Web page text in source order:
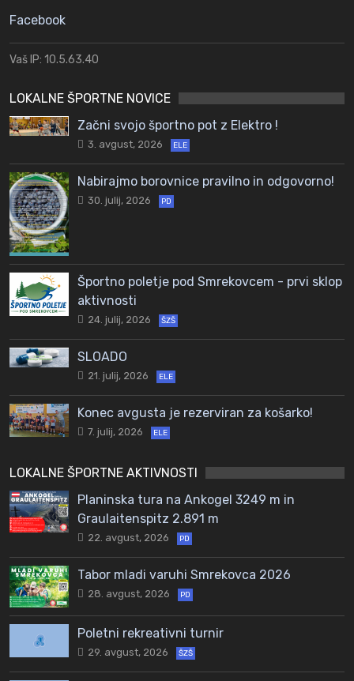
Facebook
Vaš IP: 10.5.63.40
LOKALNE ŠPORTNE NOVICE
Začni svojo športno pot z Elektro !
3. avgust, 2026 ELE
Nabirajmo borovnice pravilno in odgovorno!
30. julij, 2026 PD
Športno poletje pod Smrekovcem - prvi sklop
aktivnosti
24. julij, 2026 ŠZŠ
SLOADO
21. julij, 2026 ELE
Konec avgusta je rezerviran za košarko!
7. julij, 2026 ELE
LOKALNE ŠPORTNE AKTIVNOSTI
Planinska tura na Ankogel 3249 m in
Graulaitenspitz 2.891 m
22. avgust, 2026 PD
Tabor mladi varuhi Smrekovca 2026
28. avgust, 2026 PD
Poletni rekreativni turnir
29. avgust, 2026 ŠZŠ